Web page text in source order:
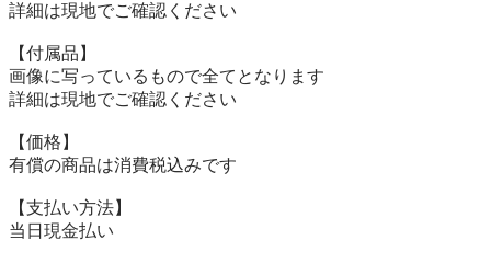
詳細は現地でご確認ください
【付属品】
画像に写っているもので全てとなります
詳細は現地でご確認ください
【価格】
有償の商品は消費税込みです
【⽀払い⽅法】
当⽇現⾦払い